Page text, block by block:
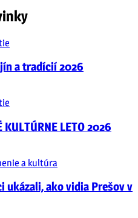
a tradícií 2026
KULTÚRNE LETO 2026
a kultúra
ukázali, ako vidia Prešov v